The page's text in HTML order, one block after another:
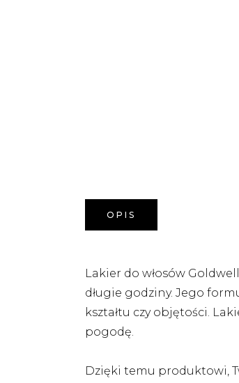
OPIS
Lakier do włosów
długie godziny. Jego
kształtu czy objętości.
pogodę.
Dzięki temu produktowi,